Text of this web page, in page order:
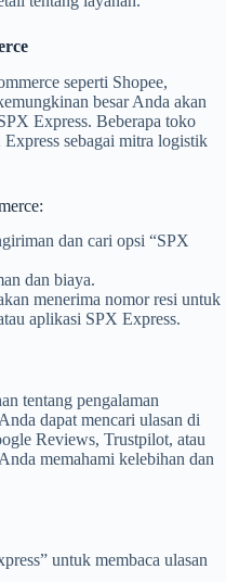
seperti Shopee,
besar Anda akan
Express. Beberapa toko
sebagai mitra logistik
dan cari opsi “SPX
dan biaya.
menerima nomor resi untuk
aplikasi SPX Express.
tentang pengalaman
dapat mencari ulasan di
Reviews, Trustpilot, atau
memahami kelebihan dan
untuk membaca ulasan